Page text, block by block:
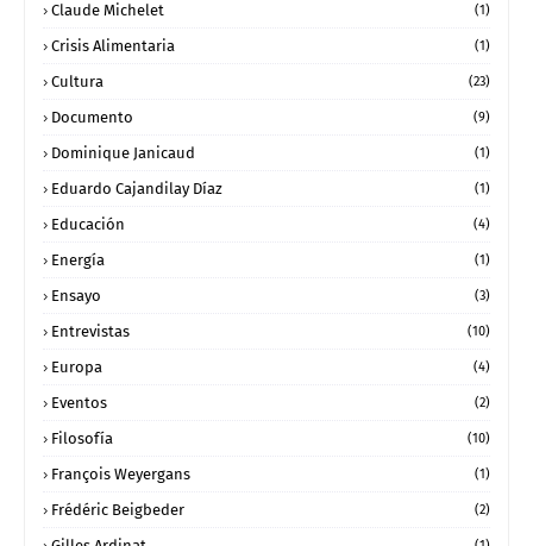
Claude Michelet (1)
Crisis Alimentaria (1)
Cultura (23)
Documento (9)
Dominique Janicaud (1)
Eduardo Cajandilay Díaz (1)
Educación (4)
Energía (1)
Ensayo (3)
Entrevistas (10)
Europa (4)
Eventos (2)
Filosofía (10)
François Weyergans (1)
Frédéric Beigbeder (2)